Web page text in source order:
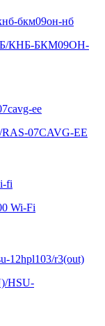
КНБ-БКМ09ОН-
07CAVG-EE
Wi-Fi
HSU-